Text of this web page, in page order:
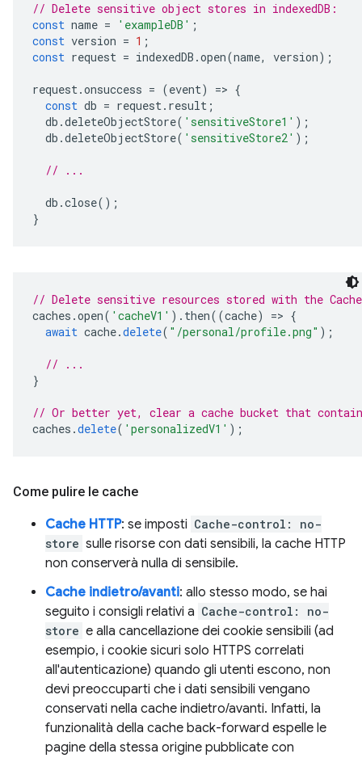
// Delete sensitive object stores in indexedDB:
const name = 'exampleDB' ;
const version = 1 ;
const request = indexedDB .open(name, version);
request.onsuccess = (event) => {
const db = request. result ;
db .deleteObjectStore( 'sensitiveStore1' );
db .deleteObjectStore( 'sensitiveStore2' );
// ...
db .close();
}
// Delete sensitive resources stored with the
caches .open( 'cacheV1' ). then((cache) => {
await cache.delete( "/personal/profile.png" );
// ...
}
// Or better yet, clear a cache bucket that
caches .delete( 'personalizedV1' );
Come pulire le cache
Cache HTTP: se imposti Cache-control: no-
store sulle risorse con dati sensibili, la cache HTTP
non conserverà nulla di sensibile.
Cache indietro/avanti: allo stesso modo, se hai
seguito i consigli relativi a Cache-control: no-
store e alla cancellazione dei cookie sensibili (ad
esempio, i cookie sicuri solo HTTPS correlati
all'autenticazione) quando gli utenti escono, non
devi preoccuparti che i dati sensibili vengano
conservati nella cache indietro/avanti. Infatti, la
funzionalità della cache back-forward espelle le
pagine della stessa origine pubblicate con